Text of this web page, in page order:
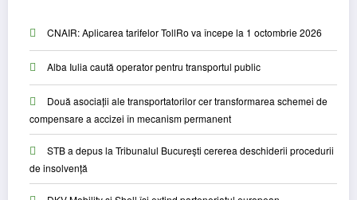
CNAIR: Aplicarea tarifelor TollRo va începe la 1 octombrie 2026
Alba Iulia caută operator pentru transportul public
Două asociații ale transportatorilor cer transformarea schemei de
compensare a accizei în mecanism permanent
STB a depus la Tribunalul București cererea deschiderii procedurii
de insolvență